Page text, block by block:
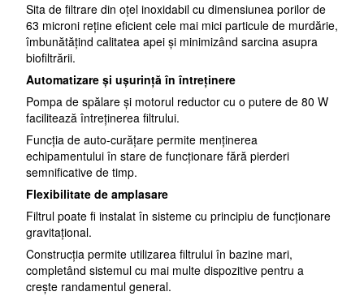
Sita de filtrare din oțel inoxidabil cu dimensiunea porilor de
63 microni reține eficient cele mai mici particule de murdărie,
îmbunătățind calitatea apei și minimizând sarcina asupra
biofiltrării.
Automatizare și ușurință în întreținere
Pompa de spălare și motorul reductor cu o putere de 80 W
facilitează întreținerea filtrului.
Funcția de auto-curățare permite menținerea
echipamentului în stare de funcționare fără pierderi
semnificative de timp.
Flexibilitate de amplasare
Filtrul poate fi instalat în sisteme cu principiu de funcționare
gravitațional.
Construcția permite utilizarea filtrului în bazine mari,
completând sistemul cu mai multe dispozitive pentru a
crește randamentul general.